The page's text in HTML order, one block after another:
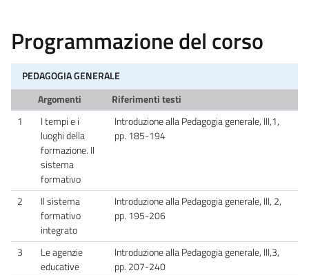
Programmazione del corso
PEDAGOGIA GENERALE
Argomenti
Riferimenti testi
1
I tempi e i
luoghi della
formazione. Il
sistema
formativo
Introduzione alla Pedagogia generale, III,1,
pp. 185-194
2
Il sistema
formativo
integrato
Introduzione alla Pedagogia generale, III, 2,
pp. 195-206
3
Le agenzie
educative
Introduzione alla Pedagogia generale, III,3,
pp. 207-240